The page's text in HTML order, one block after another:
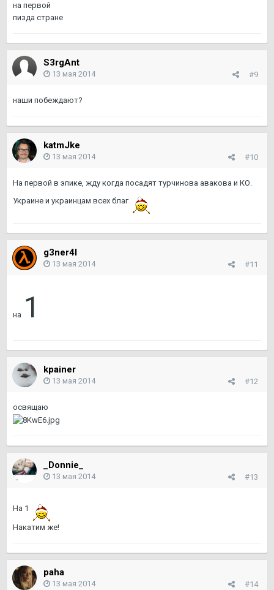
на первой
пизда стране
S3rgAnt
#9
13 мая 2014
наши побеждают?
katmJke
#10
13 мая 2014
На первой в эпике, жду когда посадят турчинова авакова и КО.
Украине и украинцам всех благ
g3ner4l
#11
13 мая 2014
на 1
kpainer
#12
13 мая 2014
освящаю
_Donnie_
#13
13 мая 2014
На 1
Накатим же!
paha
#14
13 мая 2014